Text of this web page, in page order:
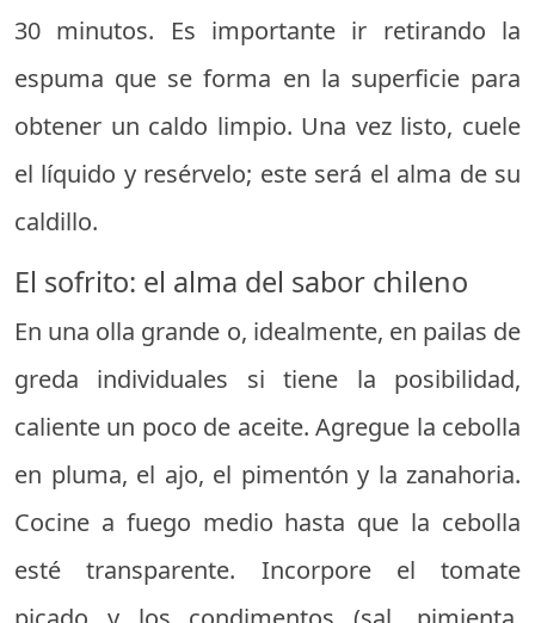
30 minutos. Es importante ir retirando la
espuma que se forma en la superficie para
obtener un caldo limpio. Una vez listo, cuele
el líquido y resérvelo; este será el alma de su
caldillo.
El sofrito: el alma del sabor chileno
En una olla grande o, idealmente, en pailas de
greda individuales si tiene la posibilidad,
caliente un poco de aceite. Agregue la cebolla
en pluma, el ajo, el pimentón y la zanahoria.
Cocine a fuego medio hasta que la cebolla
esté transparente. Incorpore el tomate